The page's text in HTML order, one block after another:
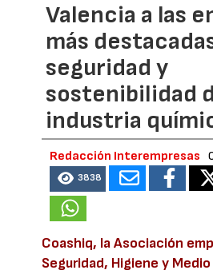
Valencia a las
más
seguridad y
sostenibilidad
industria
Redacción Interempresas
3838
Coashiq, la Asociación
Seguridad, Higiene y